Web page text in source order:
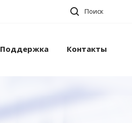
Поиск
Поддержка Контакты